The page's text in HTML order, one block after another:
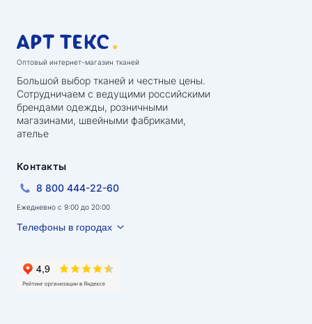
Оптовый интернет-магазин тканей
Большой выбор тканей и честные цены.
Сотрудничаем с ведущими российскими
брендами одежды, розничными
магазинами, швейными фабриками,
ателье
Контакты
8 800 444-22-60
Ежедневно с 9:00 до 20:00
Телефоны в городах